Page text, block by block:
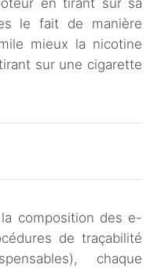
en tirant sur sa
le fait de manière
mieux la nicotine
sur une cigarette
composition des e-
de traçabilité
chaque